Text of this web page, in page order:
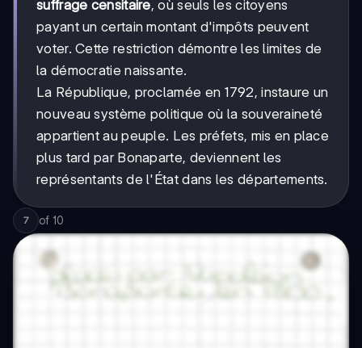
suffrage censitaire, où seuls les citoyens
payant un certain montant d'impôts peuvent
voter. Cette restriction démontre les limites de
la démocratie naissante.
La République, proclamée en 1792, instaure un
nouveau système politique où la souveraineté
appartient au peuple. Les préfets, mis en place
plus tard par Bonaparte, deviennent les
représentants de l'État dans les départements.
7 of 10